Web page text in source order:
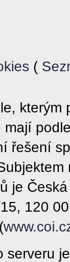
(
kterým
mají
řešení
je
120
(
serveru